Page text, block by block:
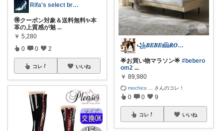
Rifa's select branch
🉐クーポン対象＆送料無料✨本
革の上質感が魅 ...
￥ 5,280
0 0 2
コレ いいね
꧁𝑩𝑬𝑩𝑬𓊝𝑹𝑶𝑶𝑴꧂
🌟お買い物マラソン🌟 #bebero
om2 ...
￥ 89,980
mochico さんのコレ！
0 0 9
コレ いいね